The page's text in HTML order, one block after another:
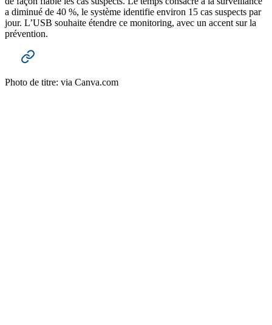
a diminué de 40 %, le système identifie environ 15 cas suspects par
jour. L’USB souhaite étendre ce monitoring, avec un accent sur la
prévention.
Photo de titre: via Canva.com